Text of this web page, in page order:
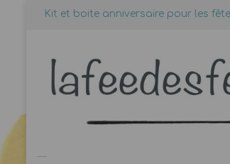
Kit et boite anniversaire pour les